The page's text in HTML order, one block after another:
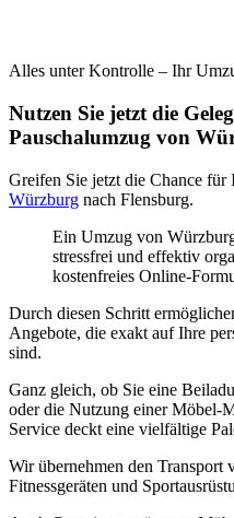
Alles unter Kontrolle – Ihr
Nutzen Sie jetzt die
Pauschalumzug von
Greifen Sie jetzt die Chance für
Würzburg nach Flensburg.
Ein Umzug von
stressfrei und effektiv
kostenfreies Online-
Durch diesen Schritt
Angebote, die exakt auf Ihre
sind.
Ganz gleich, ob Sie eine
oder die Nutzung einer Möbel-
Service deckt eine vielfältige
Wir übernehmen den Transport
Fitnessgeräten und